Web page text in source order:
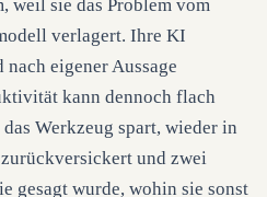
weil sie das Problem vom
verlagert. Ihre KI
eigener Aussage
kann dennoch flach
Werkzeug spart, wieder in
und zwei
gesagt wurde, wohin sie sonst